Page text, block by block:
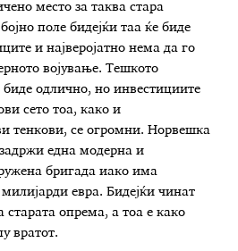
место за таква стара
поле бидејќи таа ќе биде
и најверојатно нема да го
војување. Тешкото
одлично, но инвестициите
сето тоа, како и
тенкови, се огромни. Норвешка
една модерна и
бригада иако има
евра. Бидејќи чинат
старата опрема, а тоа е како
вратот.